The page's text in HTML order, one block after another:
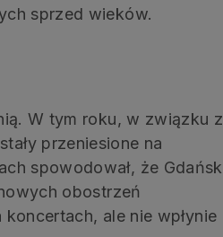
sprzed wieków.
W tym roku, w związku z
przeniesione na
spowodował, że Gdańsk
obostrzeń
ale nie wpłynie